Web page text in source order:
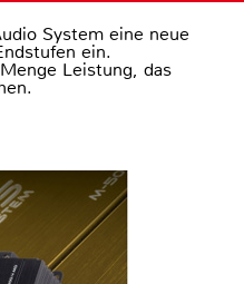
System eine neue
ein.
Leistung, das